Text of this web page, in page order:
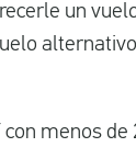
un
menos